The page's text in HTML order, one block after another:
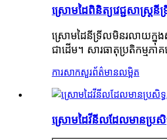
ស្រោមដៃពិនិត្យវេជ្ជសាស្ត្
ស្រោមដៃនីទ្រីលមិនរលាយក្នុ
ជាដើម។ សារធាតុប្រតិកម្មភ
ការសាកសួរព័ត៌មានលម្អិត
ស្រោមដៃវីនីលដែលមានប្រសិ